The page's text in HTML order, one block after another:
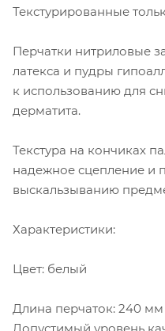
Текстурированные
Перчатки нитриловые
латекса и пудры
к использованию для
дерматита.
Текстура на кончиках
надежное сцепление и
выскальзыванию
Характеристики:
Цвет: белый
Длина перчаток: 240 мм